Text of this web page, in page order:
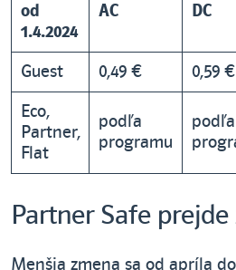
od
1.4.2024
AC DC
Guest 0,49 € 0,59 €
Eco,
Partner,
Flat
podľa
programu
podľa
Partner Safe
Menšia zmena sa od apríla